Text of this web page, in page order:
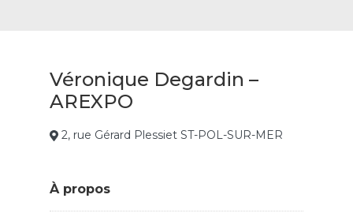
Véronique Degardin –
AREXPO
2, rue Gérard Plessiet ST-POL-SUR-MER
À propos